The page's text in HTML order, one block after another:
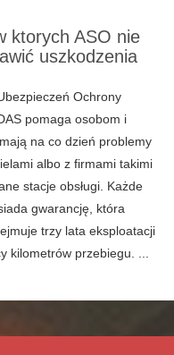
ktorych ASO nie
uszkodzenia
Ochrony
pomaga osobom i
na co dzień problemy
albo z firmami takimi
stacje obsługi. Każde
gwarancję, która
trzy lata eksploatacji
kilometrów przebiegu. ...